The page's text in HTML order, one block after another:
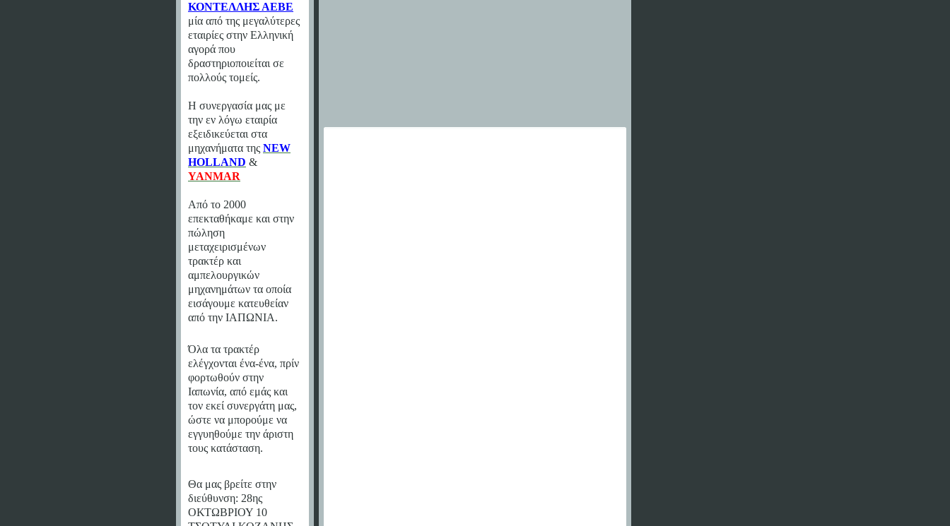
ΚΟΝΤΕΛΛΗΣ ΑΕΒΕ
μία από της μεγαλύτερες
εταιρίες στην Ελληνική
αγορά που
δραστηριοποιείται σε
πολλούς τομείς.
Η συνεργασία μας με
την εν λόγω εταιρία
εξειδικεύεται στα
μηχανήματα της NEW
HOLLAND &
YANMAR
Από το 2000
επεκταθήκαμε και στην
πώληση
μεταχειρισμένων
τρακτέρ και
αμπελουργικών
μηχανημάτων τα οποία
εισάγουμε κατευθείαν
από την ΙΑΠΩΝΙΑ.
Όλα τα τρακτέρ
ελέγχονται ένα-ένα, πρίν
φορτωθούν στην
Ιαπωνία, από εμάς και
τον εκεί συνεργάτη μας,
ώστε να μπορούμε να
εγγυηθούμε την άριστη
τους κατάσταση.
Θα μας βρείτε στην
διεύθυνση: 28ης
ΟΚΤΩΒΡΙΟΥ 10